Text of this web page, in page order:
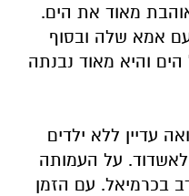
מאוד את הים.
עם אמא שלה ובסוף
הים והיא מאוד נבנתה
עדיין ללא ילדים
על העמותה
בכרמיאל. עם הזמן